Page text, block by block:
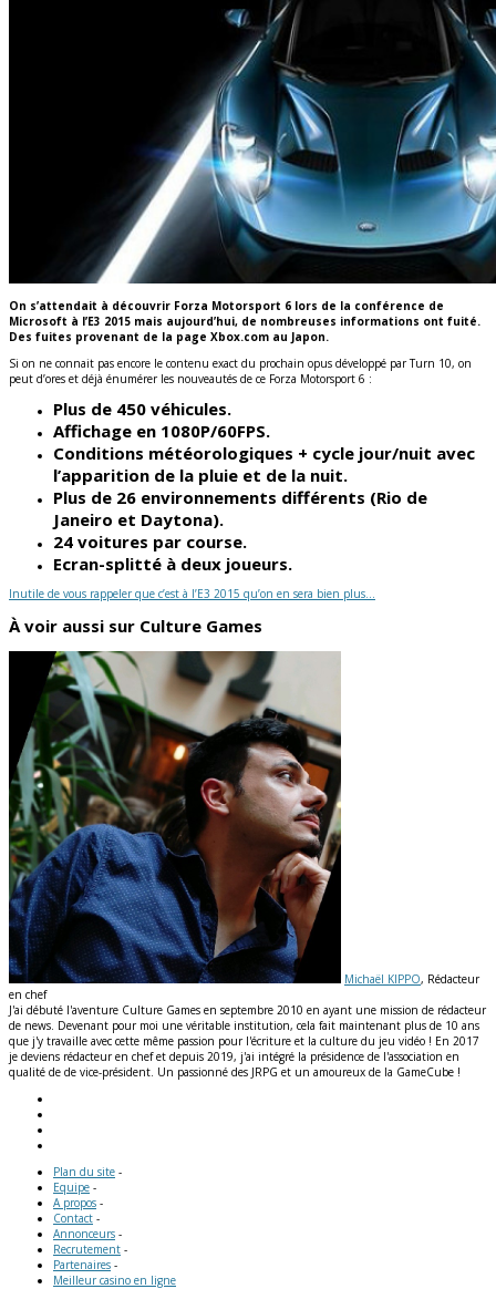
On s’attendait à découvrir Forza Motorsport 6 lors de la conférence de
Microsoft à l’E3 2015 mais aujourd’hui, de nombreuses informations ont fuité.
Des fuites provenant de la page Xbox.com au Japon.
Si on ne connait pas encore le contenu exact du prochain opus développé par Turn 10, on
peut d’ores et déjà énumérer les nouveautés de ce Forza Motorsport 6 :
Plus de 450 véhicules.
Affichage en 1080P/60FPS.
Conditions météorologiques + cycle jour/nuit avec
l’apparition de la pluie et de la nuit.
Plus de 26 environnements différents (Rio de
Janeiro et Daytona).
24 voitures par course.
Ecran-splitté à deux joueurs.
Inutile de vous rappeler que c’est à l’E3 2015 qu’on en sera bien plus…
À voir aussi sur Culture Games
Michaël KIPPO, Rédacteur
en chef
J'ai débuté l'aventure Culture Games en septembre 2010 en ayant une mission de rédacteur
de news. Devenant pour moi une véritable institution, cela fait maintenant plus de 10 ans
que j'y travaille avec cette même passion pour l'écriture et la culture du jeu vidéo ! En 2017
je deviens rédacteur en chef et depuis 2019, j'ai intégré la présidence de l'association en
qualité de de vice-président. Un passionné des JRPG et un amoureux de la GameCube !
Plan du site -
Equipe -
A propos -
Contact -
Annonceurs -
Recrutement -
Partenaires -
Meilleur casino en ligne